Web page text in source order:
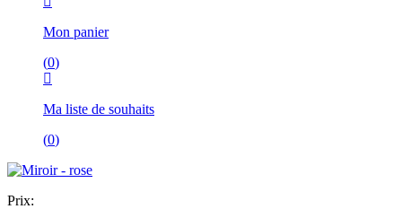
Mon panier
(0)
Ma liste de souhaits
(0)
Prix: